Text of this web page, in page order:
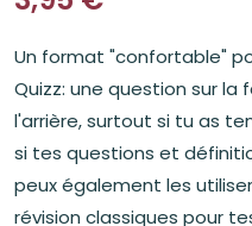
Un format "confortable"
Quizz: une question sur
l'arrière, surtout si tu as
si tes questions et
peux également les
révision classiques pour